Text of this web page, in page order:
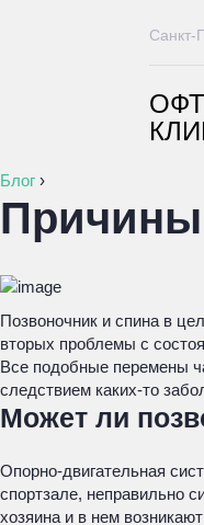
Санкт-
Блог ›
Причины
Позвоночник и спина в
вторых проблемы с
Все подобные перемены
следствием каких-то
Может ли
Опорно-двигательная
спортзале, неправильно
хозяина и в нем